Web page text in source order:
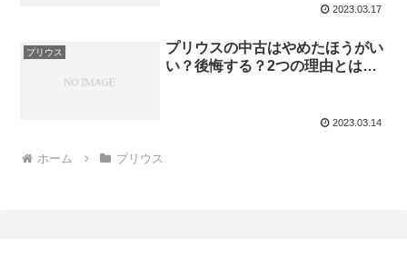
2023.03.17
プリウス
プリウスの中古はやめたほうがい
い？後悔する？2つの理由とは…
2023.03.14
ホーム プリウス